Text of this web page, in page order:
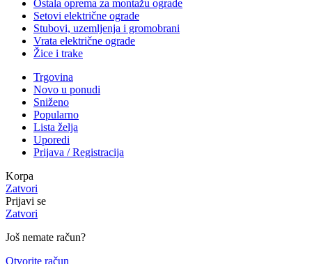
Ostala oprema za montažu ograde
Setovi električne ograde
Stubovi, uzemljenja i gromobrani
Vrata električne ograde
Žice i trake
Trgovina
Novo u ponudi
Sniženo
Popularno
Lista želja
Uporedi
Prijava / Registracija
Korpa
Zatvori
Prijavi se
Zatvori
Još nemate račun?
Otvorite račun